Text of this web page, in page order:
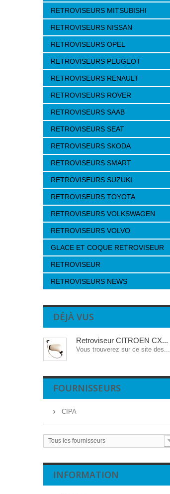
RETROVISEURS MITSUBISHI
RETROVISEURS NISSAN
RETROVISEURS OPEL
RETROVISEURS PEUGEOT
RETROVISEURS RENAULT
RETROVISEURS ROVER
RETROVISEURS SAAB
RETROVISEURS SEAT
RETROVISEURS SKODA
RETROVISEURS SMART
RETROVISEURS SUZUKI
RETROVISEURS TOYOTA
RETROVISEURS VOLKSWAGEN
RETROVISEURS VOLVO
GLACE ET COQUE RETROVISEUR
RETROVISEUR
RETROVISEURS NEWS
DÉJÀ VUS
Retroviseur CITROEN CX...
Vous trouverez sur ce site des...
FOURNISSEURS
CIPA
Tous les fournisseurs
INFORMATION